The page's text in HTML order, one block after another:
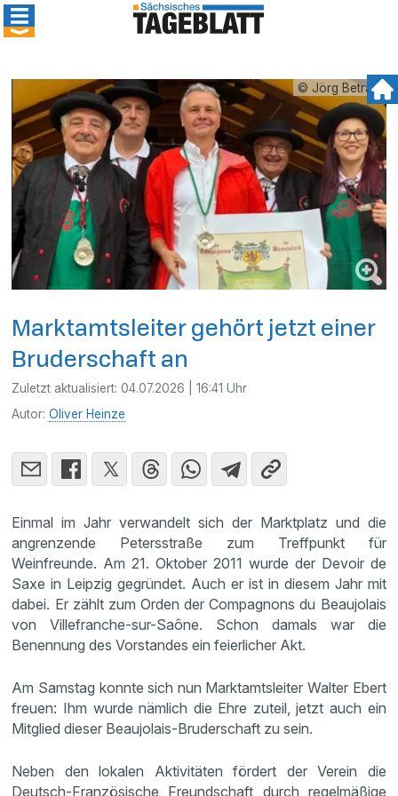
© Jörg Betram
Marktamtsleiter gehört jetzt einer
Bruderschaft an
Zuletzt aktualisiert:04.07.2026 | 16:41 Uhr
Autor:Oliver Heinze
Einmal im Jahr verwandelt sich der Marktplatz und die
angrenzende Petersstraße zum Treffpunkt für
Weinfreunde. Am 21. Oktober 2011 wurde der Devoir de
Saxe in Leipzig gegründet. Auch er ist in diesem Jahr mit
dabei. Er zählt zum Orden der Compagnons du Beaujolais
von Villefranche-sur-Saône. Schon damals war die
Benennung des Vorstandes ein feierlicher Akt.
Am Samstag konnte sich nun Marktamtsleiter Walter Ebert
freuen: Ihm wurde nämlich die Ehre zuteil, jetzt auch ein
Mitglied dieser Beaujolais-Bruderschaft zu sein.
Neben den lokalen Aktivitäten fördert der Verein die
Deutsch-Französische Freundschaft durch regelmäßige